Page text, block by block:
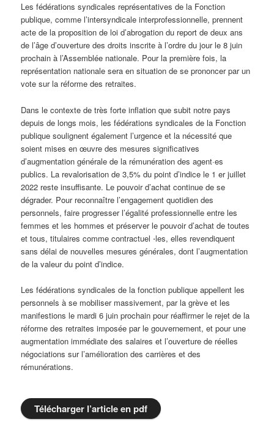
Les fédérations syndicales représentatives de la Fonction
publique, comme l’intersyndicale interprofessionnelle, prennent
acte de la proposition de loi d’abrogation du report de deux ans
de l’âge d’ouverture des droits inscrite à l’ordre du jour le 8 juin
prochain à l’Assemblée nationale. Pour la première fois, la
représentation nationale sera en situation de se prononcer par un
vote sur la réforme des retraites.
Dans le contexte de très forte inflation que subit notre pays
depuis de longs mois, les fédérations syndicales de la Fonction
publique soulignent également l’urgence et la nécessité que
soient mises en œuvre des mesures significatives
d’augmentation générale de la rémunération des agent·es
publics. La revalorisation de 3,5% du point d’indice le 1 er juillet
2022 reste insuffisante. Le pouvoir d’achat continue de se
dégrader. Pour reconnaître l’engagement quotidien des
personnels, faire progresser l’égalité professionnelle entre les
femmes et les hommes et préserver le pouvoir d’achat de toutes
et tous, titulaires comme contractuel ⋅les, elles revendiquent
sans délai de nouvelles mesures générales, dont l’augmentation
de la valeur du point d’indice.
Les fédérations syndicales de la fonction publique appellent les
personnels à se mobiliser massivement, par la grève et les
manifestions le mardi 6 juin prochain pour réaffirmer le rejet de la
réforme des retraites imposée par le gouvernement, et pour une
augmentation immédiate des salaires et l’ouverture de réelles
négociations sur l’amélioration des carrières et des
rémunérations.
Télécharger l’article en pdf